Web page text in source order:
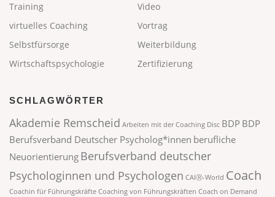
Training
Video
virtuelles Coaching
Selbstfürsorge
Vortrag
Weiterbildung
Wirtschaftspsychologie
Zertifizierung
SCHLAGWÖRTER
Akademie Remscheid Arbeiten mit der Coaching Disc BDP BDP
Berufsverband Deutscher Psycholog*innen berufliche
Neuorientierung Berufsverband deutscher
Psychologinnen und Psychologen CAIⓇ-World Coach
Coachin für Führungskräfte Coaching von Führungskräften Coach on Demand